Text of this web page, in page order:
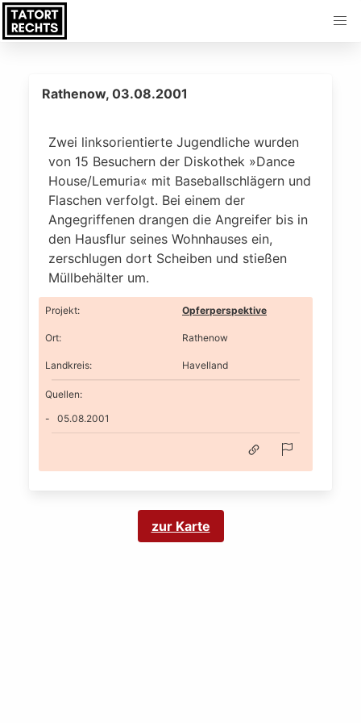
Rathenow, 03.08.2001
Zwei linksorientierte Jugendliche wurden
von 15 Besuchern der Diskothek »Dance
House/Lemuria« mit Baseballschlägern und
Flaschen verfolgt. Bei einem der
Angegriffenen drangen die Angreifer bis in
den Hausflur seines Wohnhauses ein,
zerschlugen dort Scheiben und stießen
Müllbehälter um.
Projekt: Opferperspektive
Ort: Rathenow
Landkreis: Havelland
Quellen:
05.08.2001
zur Karte